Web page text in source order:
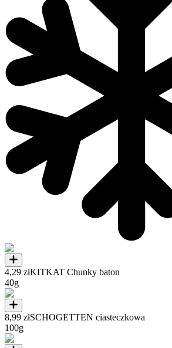
4,29 złKITKAT Chunky baton
40g
8,99 złSCHOGETTEN ciasteczkowa
100g